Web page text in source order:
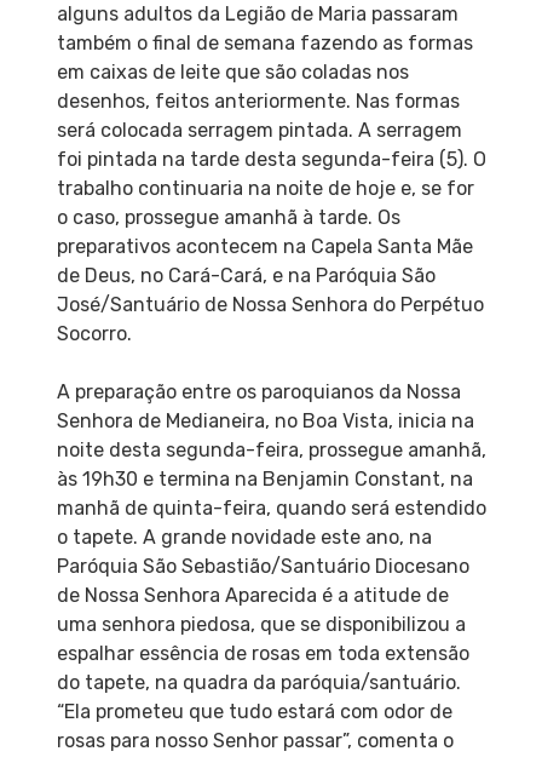
alguns adultos da Legião de Maria passaram
também o final de semana fazendo as formas
em caixas de leite que são coladas nos
desenhos, feitos anteriormente. Nas formas
será colocada serragem pintada. A serragem
foi pintada na tarde desta segunda-feira (5). O
trabalho continuaria na noite de hoje e, se for
o caso, prossegue amanhã à tarde. Os
preparativos acontecem na Capela Santa Mãe
de Deus, no Cará-Cará, e na Paróquia São
José/Santuário de Nossa Senhora do Perpétuo
Socorro.
A preparação entre os paroquianos da Nossa
Senhora de Medianeira, no Boa Vista, inicia na
noite desta segunda-feira, prossegue amanhã,
às 19h30 e termina na Benjamin Constant, na
manhã de quinta-feira, quando será estendido
o tapete. A grande novidade este ano, na
Paróquia São Sebastião/Santuário Diocesano
de Nossa Senhora Aparecida é a atitude de
uma senhora piedosa, que se disponibilizou a
espalhar essência de rosas em toda extensão
do tapete, na quadra da paróquia/santuário.
“Ela prometeu que tudo estará com odor de
rosas para nosso Senhor passar”, comenta o